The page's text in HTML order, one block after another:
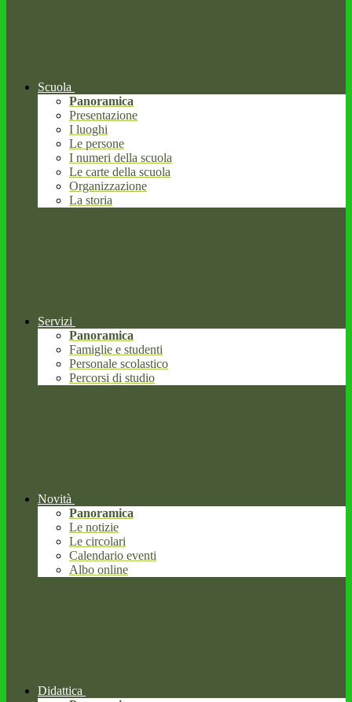
Scuola
Panoramica
Presentazione
I luoghi
Le persone
I numeri della scuola
Le carte della scuola
Organizzazione
La storia
Servizi
Panoramica
Famiglie e studenti
Personale scolastico
Percorsi di studio
Novità
Panoramica
Le notizie
Le circolari
Calendario eventi
Albo online
Didattica